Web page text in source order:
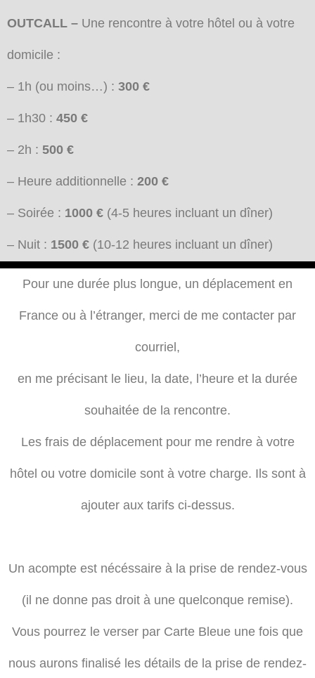
OUTCALL – Une rencontre à votre hôtel ou à votre
domicile :
– 1h (ou moins…) : 300 €
– 1h30 : 450 €
– 2h : 500 €
– Heure additionnelle : 200 €
– Soirée : 1000 € (4-5 heures incluant un dîner)
– Nuit : 1500 € (10-12 heures incluant un dîner)
Pour une durée plus longue, un déplacement en
France ou à l’étranger, merci de me contacter par
courriel,
en me précisant le lieu, la date, l’heure et la durée
souhaitée de la rencontre.
Les frais de déplacement pour me rendre à votre
hôtel ou votre domicile sont à votre charge. Ils sont à
ajouter aux tarifs ci-dessus.
Un acompte est nécéssaire à la prise de rendez-vous
(il ne donne pas droit à une quelconque remise).
Vous pourrez le verser par Carte Bleue une fois que
nous aurons finalisé les détails de la prise de rendez-